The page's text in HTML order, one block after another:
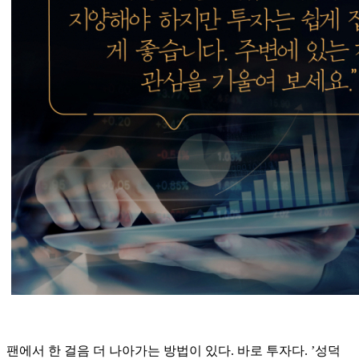
팬에서 한 걸음 더 나아가는 방법이 있다. 바로 투자다. ’성덕